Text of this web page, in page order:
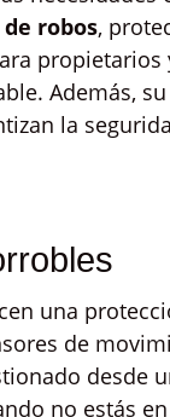
robos,
propietarios
Además,
la
una
de
desde
no estás